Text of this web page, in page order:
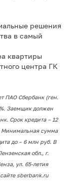
решения
в самый
квартиры
центра ГК
ПАО Сбербанк (ген.
Заемщик должен
Срок кредита – 12
Минимальная сумма
до – 6 млн руб. В
обл., г.
ул. 65-летия
sberbank.ru